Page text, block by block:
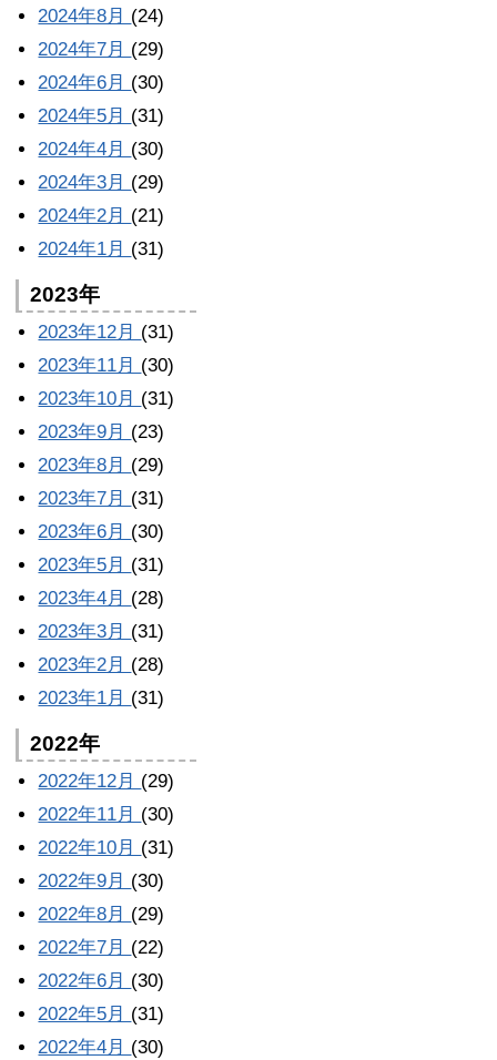
2024年8月 (24)
2024年7月 (29)
2024年6月 (30)
2024年5月 (31)
2024年4月 (30)
2024年3月 (29)
2024年2月 (21)
2024年1月 (31)
2023年
2023年12月 (31)
2023年11月 (30)
2023年10月 (31)
2023年9月 (23)
2023年8月 (29)
2023年7月 (31)
2023年6月 (30)
2023年5月 (31)
2023年4月 (28)
2023年3月 (31)
2023年2月 (28)
2023年1月 (31)
2022年
2022年12月 (29)
2022年11月 (30)
2022年10月 (31)
2022年9月 (30)
2022年8月 (29)
2022年7月 (22)
2022年6月 (30)
2022年5月 (31)
2022年4月 (30)